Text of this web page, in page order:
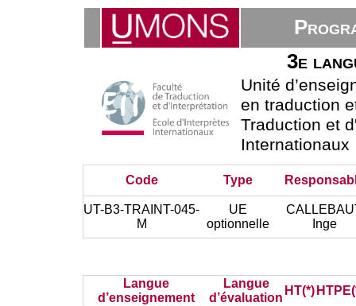
3e
Unité
en traduction
Traduction et
Internationaux
Code Type
UT-B3-TRAINT-045-
M
UE
optionnelle
Inge
Langue
d’enseignement
Langue
d’évaluation
HT(*)